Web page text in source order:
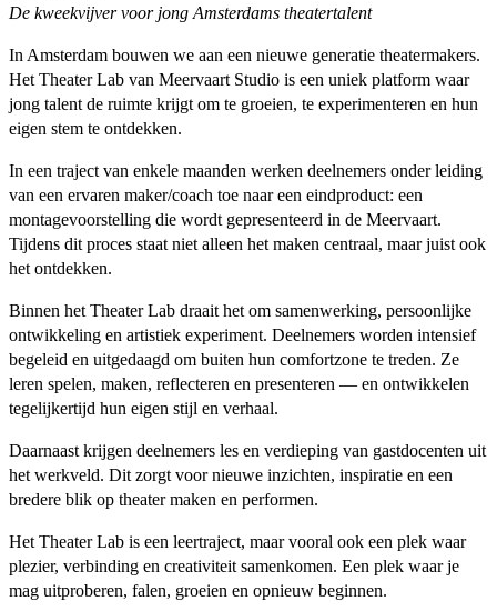
De kweekvijver voor jong Amsterdams theatertalent
In Amsterdam bouwen we aan een nieuwe generatie theatermakers.
Het Theater Lab van Meervaart Studio is een uniek platform waar
jong talent de ruimte krijgt om te groeien, te experimenteren en hun
eigen stem te ontdekken.
In een traject van enkele maanden werken deelnemers onder leiding
van een ervaren maker/coach toe naar een eindproduct: een
montagevoorstelling die wordt gepresenteerd in de Meervaart.
Tijdens dit proces staat niet alleen het maken centraal, maar juist ook
het ontdekken.
Binnen het Theater Lab draait het om samenwerking, persoonlijke
ontwikkeling en artistiek experiment. Deelnemers worden intensief
begeleid en uitgedaagd om buiten hun comfortzone te treden. Ze
leren spelen, maken, reflecteren en presenteren — en ontwikkelen
tegelijkertijd hun eigen stijl en verhaal.
Daarnaast krijgen deelnemers les en verdieping van gastdocenten uit
het werkveld. Dit zorgt voor nieuwe inzichten, inspiratie en een
bredere blik op theater maken en performen.
Het Theater Lab is een leertraject, maar vooral ook een plek waar
plezier, verbinding en creativiteit samenkomen. Een plek waar je
mag uitproberen, falen, groeien en opnieuw beginnen.